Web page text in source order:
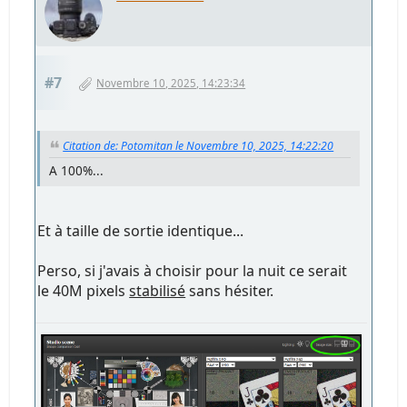
#7 Novembre 10, 2025, 14:23:34
Citation de: Potomitan le Novembre 10, 2025, 14:22:20
A 100%...
Et à taille de sortie identique...
Perso, si j'avais à choisir pour la nuit ce serait
le 40M pixelsstabilisésans hésiter.